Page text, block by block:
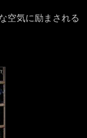
空気に励まされる